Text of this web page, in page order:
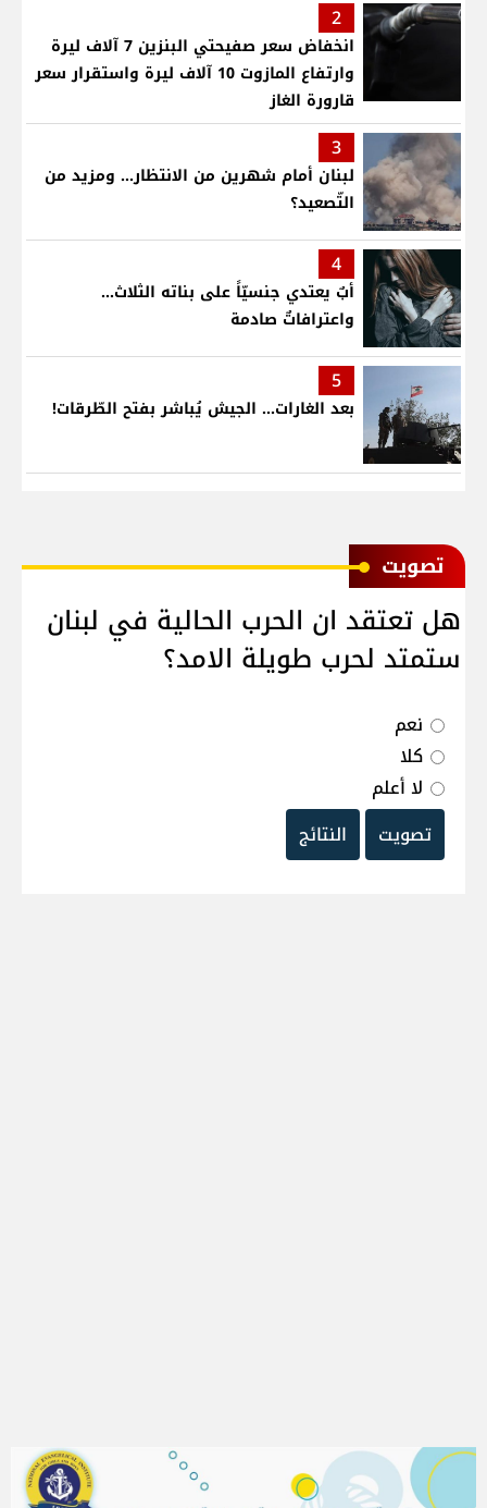
2
انخفاض سعر صفيحتي البنزين 7 آلاف ليرة
وارتفاع المازوت 10 آلاف ليرة واستقرار سعر
قارورة الغاز
3
لبنان أمام شهرين من الانتظار... ومزيد من
التّصعيد؟
4
أبٌ يعتدي جنسيّاً على بناته الثلاث…
واعترافاتٌ صادمة
5
بعد الغارات... الجيش يُباشر بفتح الطّرقات!
ﺗﺼﻮﻳﺖ
هل تعتقد ان الحرب الحالية في لبنان
ستمتد لحرب طويلة الامد؟
نعم
كلا
لا أعلم
تصويت
النتائج